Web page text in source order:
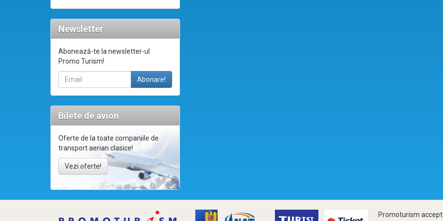
Newsletter
Abonează-te la newsletter-ul
Promo Turism!
Bilete de avion
Oferte de la toate companiile de
transport aerian clasice!
Vezi oferte!
Promoturism